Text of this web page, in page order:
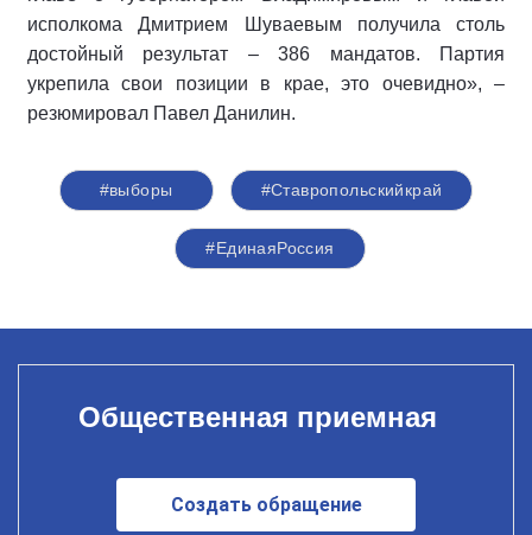
исполкома Дмитрием Шуваевым получила столь
достойный результат – 386 мандатов. Партия
укрепила свои позиции в крае, это очевидно», –
резюмировал Павел Данилин.
#выборы #Ставропольскийкрай
#ЕдинаяРоссия
Общественная приемная
Создать обращение